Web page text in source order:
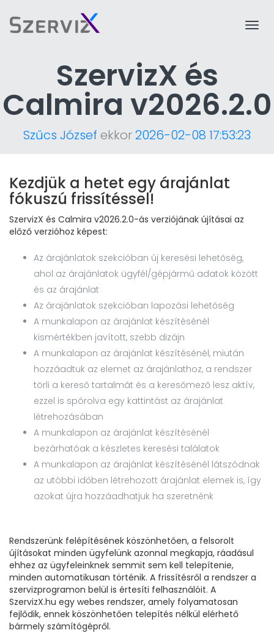
SzervizX és
Calmira v2026.2.0
Szűcs József ekkor2026-02-08 17:53:23
Kezdjük a hetet egy árajánlat
fókuszú frissítéssel!
SzervizX és Calmira v2026.2.0-ás verziójának újításai az
előző verzióhoz képest:
Az árajánlatok szekcióban új keresési lehetőség,
ahol az árajánlatok ügyfél/gépjármű adatok között
és az árajánlat
Az árajánlatok szekcióban lapozási lehetőség
A munkalapon az árajánlat készítésénél
kismértékben javított, szebb dizájn
A munkalapon az árajánlat készítésénél, miután
hozzáadtuk az elemet az árajánlathoz, a rendszer
törli a kereső tartalmát és a keresőmező lesz aktív,
ezzel is spórolva egy kattintást az árajánlat
létrehozásában
A munkalapon az árajánlat készítésénél
bezárhatóak a készletes keresési találatok
A munkalapon az árajánlat készítésénél látszódnak
az utóbbi időben létrehozott árajánlat elemek is, így
azokat újra hozzáadhatjuk ha szeretnénk
Rendszerünk felépítésének köszönhetően, a felsorolt
újításokat minden ügyfelünk azonnal megkapja, ráadásul
ehhez az ügyfeleinknek semmit sem kell telepítenie,
minden automatikusan történik. A frissítésről a rendszer a
szervizprogramon belül is értesíti felhasználóit. A
SzervizX.hu egy webes rendszer, amely folyamatosan
fejlődik, ennek köszönhetően telepítés nélkül elérhető
bármely számítógépről.